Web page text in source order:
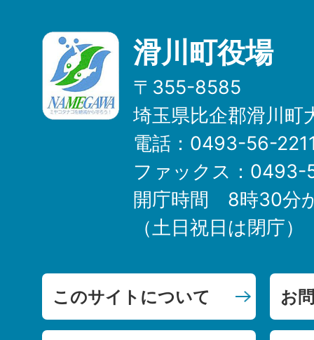
滑川町役場
〒355-8585
埼玉県比企郡滑川町
電話：0493-56-
ファックス：
開庁時間 8時30分
（土日祝日は閉庁）
このサイトについて お